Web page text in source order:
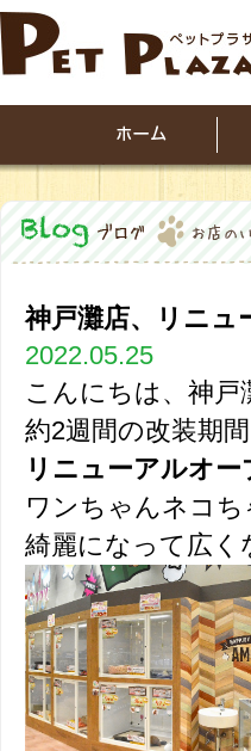
神戸灘店、リニュ
2022.05.25
こんにちは、神戸
約2週間の改装期
リニューアルオー
ワンちゃんネコ
綺麗になって広く